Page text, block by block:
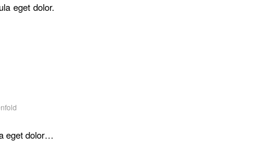
eget dolor.
eget dolor…